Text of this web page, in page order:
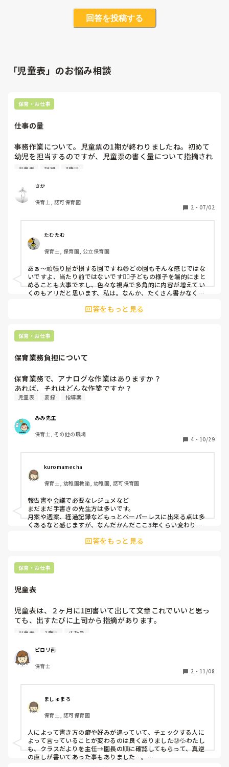
回答を投稿する
「児童表」のお悩み相談
保育・お仕事
仕事の量
事務作業について。児童票の1期が終わりましたね。初めて
幼児を担当するのですが、児童票の書く量について指摘され
ました。こどものことをなるべく記録に残しておきたいと思
るときつくなると言う理由で、もっと書く量を減らしてと言
われました。また、例年幼児はあまり児童票の量は多く書か
ないから（時間的な理由で書けない）ので周りに量を合わせ
言いたいことは分からなくもないですが、以前も事務作業的
なところで周りに合わせてと言われた経験があります。なん
というか、できる量に対して自分の手を抜いているような気
がしてあまり納得いっていません。
保育園ってこんな感じなのでしょうか？元々営利企業に務め
ていて、保育士には転職をしてなりました。保育業界の共通
認識とか、暗黙の了解があれば教えてください
児童表 記録 3歳児
さか
保育士, 認可保育園
2 ・ 07/02
たむたむ
保育士, 保育園, 公立保育園
あぁ〜頑張り屋が損する園ですね😅どの園もそんな感じではな
いですよ、当たり前ではないです🙅‍♀️子どもの様子を端的にまと
めることも大事ですし、色々な視点で多角的に内容が増えてい
くのもアリだと思います、私は。なんか、たくさん書かなくて
私は新人の頃、さかさんとは逆で、あまりに書く内容が少な過
す💧
回答をもっと見る
保育・お仕事
保育業務負担について
保育業務で、アナログな作業はありますか？
あれば、それはどんな作業ですか？
児童表 要録 指導案
みみ先生
保育士, その他の職場
4 ・ 10/29
kuromamecha
保育士, 幼稚園教諭, 幼稚園, 認可保育園
報告書や会議で必要なレジュメなど
まだまだ手書きの先生方は多いです。
月案や週案、経過記録などもっとペーパーレスに出来る点は多
くあるなと感じますが、なんだかんだここ3年くらい変わりま
回答をもっと見る
保育・お仕事
児童表
児童表は、２ヶ月に1回書いて出して文章これでいいと思っ
ても、出すたびに上司から指摘があります。
同じクラスの先生達に見せると、人それぞれの書き方がある
同じクラスの先生は、指摘ないのに私だけあるのかわかりま
せん。
みなさんも、よくありますか？
児童表 1歳児 正社員
ピロリ菌
保育士
2 ・ 11/08
ましゅまろ
保育士, 認可保育園
人によって書き方の癖や好みが違っていて、チェックする人に
よって言っていることが変わるのは良くありました🥲💦わたし
も、クラスだよりを主任→園長の順に確認してもらって、真逆
の直しが書いてあった事もありました…。